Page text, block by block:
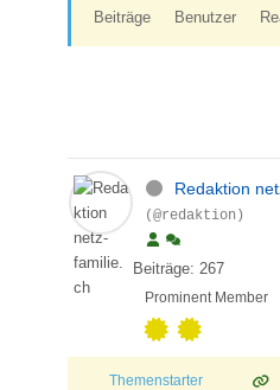
Beiträge Benutzer
Redaktion
(@redaktion)
Beiträge: 267
Prominent Member
Themenstarter